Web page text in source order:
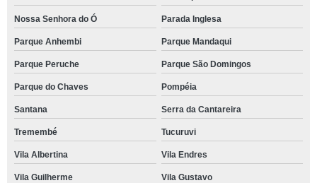
Nossa Senhora do Ó Parada Inglesa
Parque Anhembi Parque Mandaqui
Parque Peruche Parque São Domingos
Parque do Chaves Pompéia
Santana Serra da Cantareira
Tremembé Tucuruvi
Vila Albertina Vila Endres
Vila Guilherme Vila Gustavo